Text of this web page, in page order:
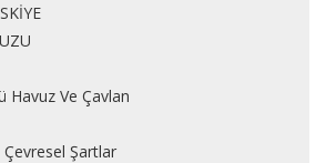
Havuz Ve Çavlan
Şartlar